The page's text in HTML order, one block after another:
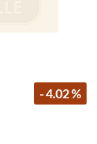
- 4.02 %